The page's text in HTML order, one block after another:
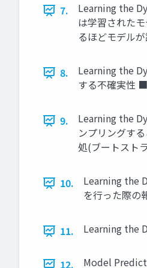
7.
Learning the
は学習された
るほどモデル
8.
Learning the
する不確実性
9.
Learning the
ンプリングす
処(ブートスト
10.
Learning the
を行った際の
11. Learning the
12. Model